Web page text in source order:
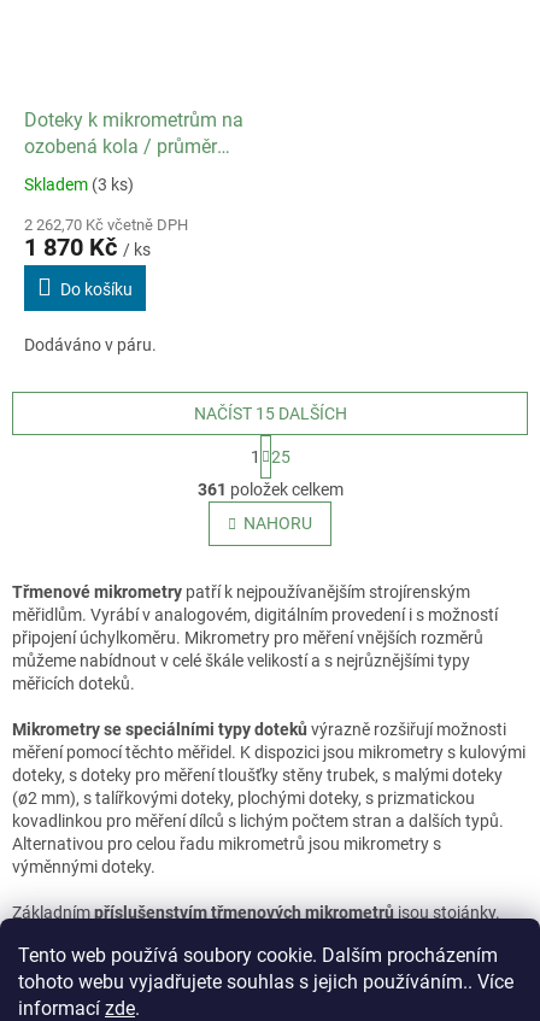
Tento web používá soubory cookie. Dalším procházením
tohoto webu vyjadřujete souhlas s jejich používáním.. Více
informací zde.
Doteky k mikrometrům na
ozobená kola / průměr
kuličky 2,5 mm / modul 1,5
Skladem (3 ks)
2 262,70 Kč včetně DPH
1 870 Kč / ks
Do košíku
Dodáváno v páru.
O
v
l
á
a
c
í
p
k
y
v
ý
p
i
NAČÍST 15 DALŠÍCH
S
t
r
á
n
k
v
á
n
í
1
25
361 položek celkem
NAHORU
Třmenové mikrometry patří k nejpoužívanějším strojírenským
měřidlům. Vyrábí v analogovém, digitálním provedení i s možností
připojení úchylkoměru. Mikrometry pro měření vnějších rozměrů
můžeme nabídnout v celé škále velikostí a s nejrůznějšími typy
měřicích doteků.
Mikrometry se speciálními typy doteků výrazně rozšiřují možnosti
měření pomocí těchto měřidel. K dispozici jsou mikrometry s kulovými
doteky, s doteky pro měření tloušťky stěny trubek, s malými doteky
(ø2 mm), s talířkovými doteky, plochými doteky, s prizmatickou
kovadlinkou pro měření dílců s lichým počtem stran a dalších typů.
Alternativou pro celou řadu mikrometrů jsou mikrometry s
výměnnými doteky.
Základnímpříslušenstvím třmenových mikrometrůjsou stojánky.
pracovníka pro pohodlné a pečlivé měření.